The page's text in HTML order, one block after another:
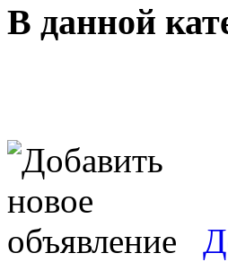
В данной